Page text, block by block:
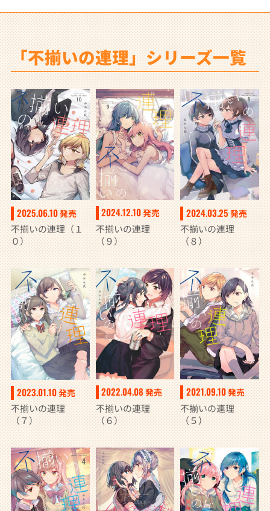
「不揃いの連理」シリーズ一覧
2025.06.10発売
不揃いの連理（１
０）
2024.12.10発売
不揃いの連理
（９）
2024.03.25 発売
不揃いの連理
（８）
2023.01.10発売
不揃いの連理
（７）
2022.04.08 発売
不揃いの連理
（６）
2021.09.10発売
不揃いの連理
（５）